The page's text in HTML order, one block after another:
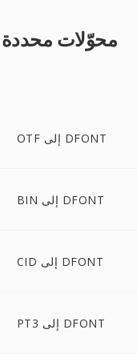
محوّلات محددة
OTF إلى DFONT
BIN إلى DFONT
CID إلى DFONT
PT3 إلى DFONT